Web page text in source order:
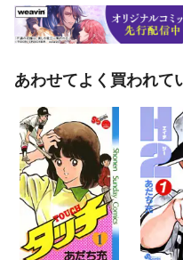
あわせてよく買われて